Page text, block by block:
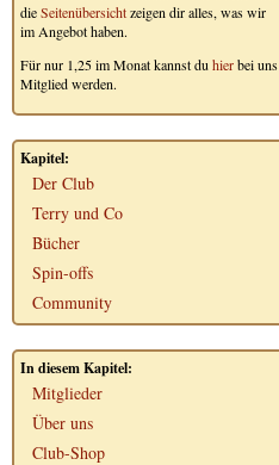
dieSeitenübersichtzeigen dir alles, was wir
im Angebot haben.
Für nur 1,25 im Monat kannst du hierbei uns
Mitglied werden.
Kapitel:
Der Club
Terry und Co
Bücher
Spin-offs
Community
In diesem Kapitel:
Mitglieder
Über uns
Club-Shop